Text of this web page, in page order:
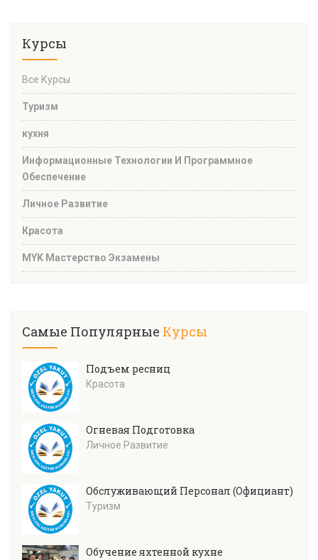
Курсы
Все Курсы
Туризм
кухня
Информационные Технологии И Программное
Обеспечение
Личное Развитие
Красота
MYK Мастерство Экзамены
Самые Популярные Курсы
Подъем ресниц
Красота
Огневая Подготовка
Личное Развитие
Обслуживающий Персонал (Официант)
Туризм
Обучение яхтенной кухне